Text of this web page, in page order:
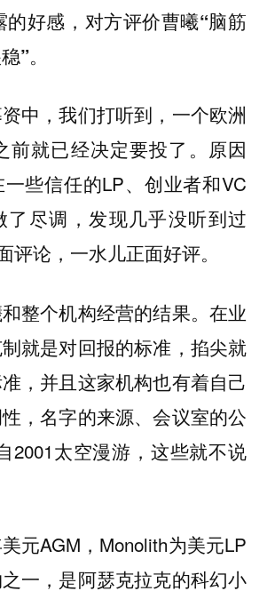
的好感，对方评价曹曦“脑筋
”。
中，我们打听到，一个欧洲
前就已经决定要投了。原因
些信任的LP、创业者和VC
了尽调，发现几乎没听到过
评论，一水儿正面好评。
整个机构经营的结果。在业
就是对回报的标准，掐尖就
，并且这家机构也有着自己
，名字的来源、会议室的公
2001太空漫游，这些就不说
元AGM，Monolith为美元LP
一，是阿瑟克拉克的科幻小